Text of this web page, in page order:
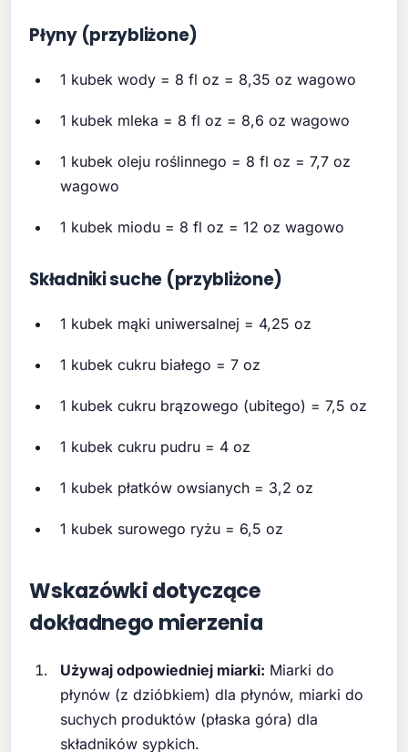
Płyny (przybliżone)
1 kubek wody = 8 fl oz = 8,35 oz wagowo
1 kubek mleka = 8 fl oz = 8,6 oz wagowo
1 kubek oleju roślinnego = 8 fl oz = 7,7 oz
wagowo
1 kubek miodu = 8 fl oz = 12 oz wagowo
Składniki suche (przybliżone)
1 kubek mąki uniwersalnej = 4,25 oz
1 kubek cukru białego = 7 oz
1 kubek cukru brązowego (ubitego) = 7,5 oz
1 kubek cukru pudru = 4 oz
1 kubek płatków owsianych = 3,2 oz
1 kubek surowego ryżu = 6,5 oz
Wskazówki dotyczące
dokładnego mierzenia
Używaj odpowiedniej miarki: Miarki do
płynów (z dzióbkiem) dla płynów, miarki do
suchych produktów (płaska góra) dla
składników sypkich.